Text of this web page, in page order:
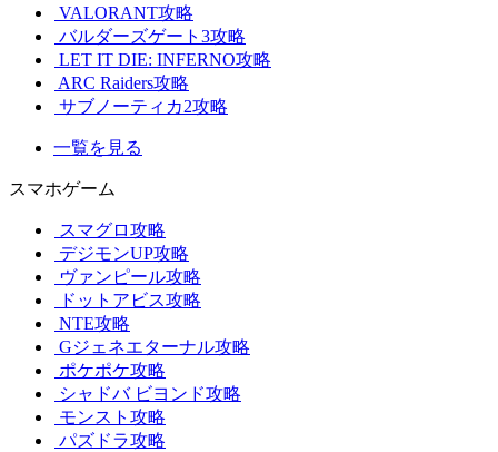
VALORANT攻略
バルダーズゲート3攻略
LET IT DIE: INFERNO攻略
ARC Raiders攻略
サブノーティカ2攻略
一覧を見る
スマホゲーム
スマグロ攻略
デジモンUP攻略
ヴァンピール攻略
ドットアビス攻略
NTE攻略
Gジェネエターナル攻略
ポケポケ攻略
シャドバ ビヨンド攻略
モンスト攻略
パズドラ攻略